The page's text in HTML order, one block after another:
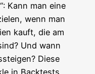
Kann man eine
wenn man
kauft, die am
Und wann
Die­se